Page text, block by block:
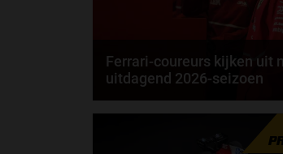
Ferrari-coureurs kijken uit
uitdagend 2026-seizoen
Lewis Hamilton rijdt in 2027 al 20
1. Toch geeft de Brit aan dat 2026